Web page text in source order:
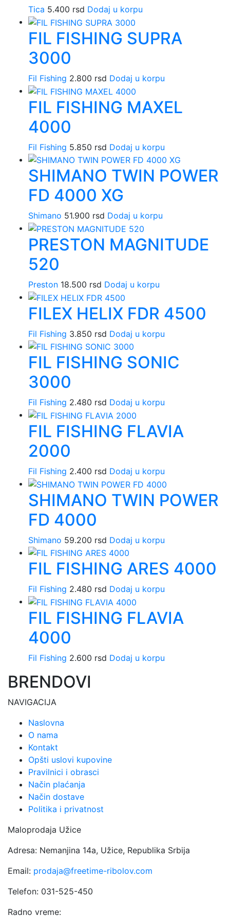
Tica 5.400 rsd Dodaj u korpu
FIL FISHING SUPRA
3000
Fil Fishing 2.800 rsd Dodaj u korpu
FIL FISHING MAXEL
4000
Fil Fishing 5.850 rsd Dodaj u korpu
SHIMANO TWIN POWER
FD 4000 XG
Shimano 51.900 rsd Dodaj u korpu
PRESTON MAGNITUDE
520
Preston 18.500 rsd Dodaj u korpu
FILEX HELIX FDR 4500
Fil Fishing 3.850 rsd Dodaj u korpu
FIL FISHING SONIC
3000
Fil Fishing 2.480 rsd Dodaj u korpu
FIL FISHING FLAVIA
2000
Fil Fishing 2.400 rsd Dodaj u korpu
SHIMANO TWIN POWER
FD 4000
Shimano 59.200 rsd Dodaj u korpu
FIL FISHING ARES 4000
Fil Fishing 2.480 rsd Dodaj u korpu
FIL FISHING FLAVIA
4000
Fil Fishing 2.600 rsd Dodaj u korpu
BRENDOVI
NAVIGACIJA
Naslovna
O nama
Kontakt
Opšti uslovi kupovine
Pravilnici i obrasci
Način plaćanja
Način dostave
Politika i privatnost
Maloprodaja Užice
Adresa: Nemanjina 14a, Užice, Republika Srbija
Email: prodaja@freetime-ribolov.com
Telefon: 031-525-450
Radno vreme: